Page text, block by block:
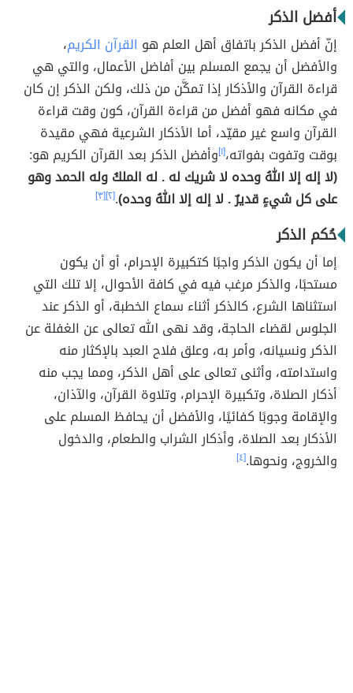
أفضل الذكر
إنّ أفضل الذكر باتفاق أهل العلم هو القرآن الكريم،
والأفضل أن يجمع المسلم بين أفاضل الأعمال، والتي هي
قراءة القرآن والأذكار إذا تمكَّن من ذلك، ولكن الذكر إن كان
في مكانه فهو أفضل من قراءة القرآن، كون وقت قراءة
القرآن واسع غير مقيّد، أما الأذكار الشرعية فهي مقيدة
بوقت وتفوت بفواته،[١] وأفضل الذكر بعد القرآن الكريم هو:
(لا إله إلا اللهُ وحده لا شريك له . له الملكُ وله الحمد وهو
على كل شيءٍ قديرٌ . لا إله إلا اللهُ وحده).[٢] [٣]
حُكم الذكر
إما أن يكون الذكر واجبًا كتكبيرة الإحرام، أو أن يكون
مستحبًا، والذكر مرغب فيه في كافة الأحوال، إلا تلك التي
استثناها الشرع، كالذكر أثناء سماع الخطبة، أو الذكر عند
الجلوس لقضاء الحاجة، وقد نهى الله تعالى عن الغفلة عن
الذكر ونسيانه، وأمر به، وعلق فلاح العبد بالإكثار منه
واستدامته، وأثنى تعالى على أهل الذكر، ومما يجب منه
أذكار الصلاة، وتكبيرة الإحرام، وتلاوة القرآن، والآذان،
والإقامة وجوبًا كفائيًا، والأفضل أن يحافظ المسلم على
الأذكار بعد الصلاة، وأذكار الشراب والطعام، والدخول
والخروج، ونحوها.[٤]